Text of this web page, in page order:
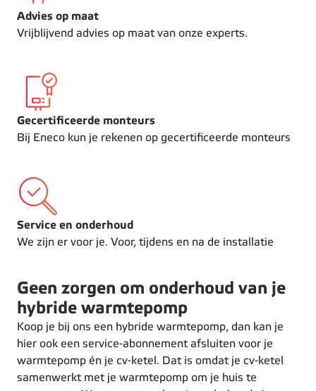
Advies op maat
Vrijblijvend advies op maat van onze experts.
Gecertificeerde monteurs
Bij Eneco kun je rekenen op gecertificeerde monteurs
Service en onderhoud
We zijn er voor je. Voor, tijdens en na de installatie
Geen zorgen om onderhoud van je
hybride warmtepomp
Koop je bij ons een hybride warmtepomp, dan kan je
hier ook een service-abonnement afsluiten voor je
warmtepomp én je cv-ketel. Dat is omdat je cv-ketel
samenwerkt met je warmtepomp om je huis te